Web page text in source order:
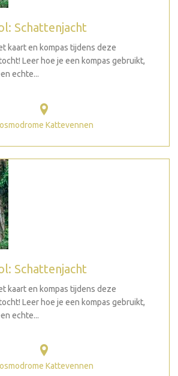
Schattenjacht
kaart en kompas tijdens deze
Leer hoe je een kompas gebruikt,
echte...
Kattevennen
Schattenjacht
kaart en kompas tijdens deze
Leer hoe je een kompas gebruikt,
echte...
Kattevennen